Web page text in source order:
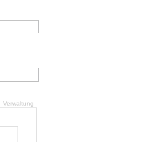
Verwaltung